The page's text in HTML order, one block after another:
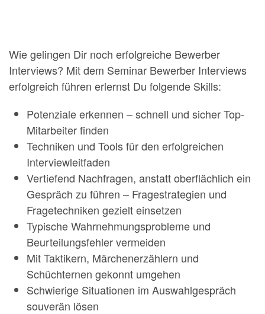
Wie gelingen Dir noch erfolgreiche Bewerber
Interviews? Mit dem Seminar Bewerber Interviews
erfolgreich führen erlernst Du folgende Skills:
Potenziale erkennen – schnell und sicher Top-
Mitarbeiter finden
Techniken und Tools für den erfolgreichen
Interviewleitfaden
Vertiefend Nachfragen, anstatt oberflächlich ein
Gespräch zu führen – Fragestrategien und
Fragetechniken gezielt einsetzen
Typische Wahrnehmungsprobleme und
Beurteilungsfehler vermeiden
Mit Taktikern, Märchenerzählern und
Schüchternen gekonnt umgehen
Schwierige Situationen im Auswahlgespräch
souverän lösen